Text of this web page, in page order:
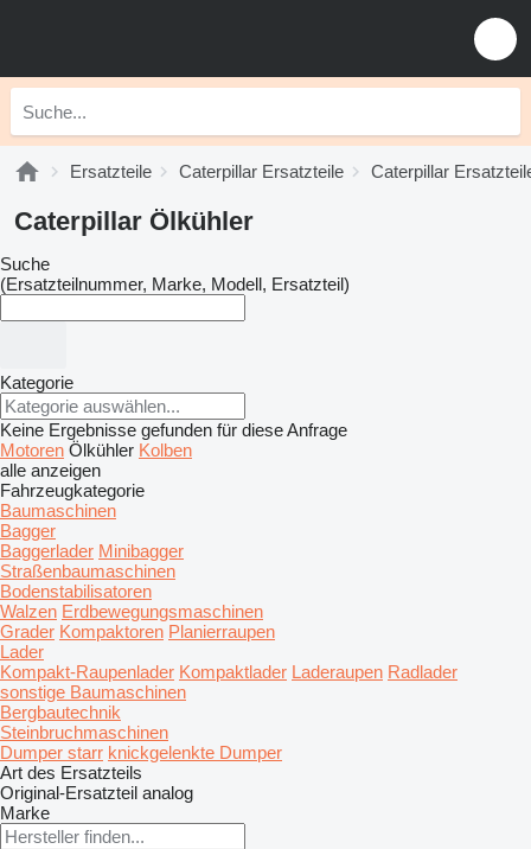
Ersatzteile Caterpillar Ersatzteile Caterpillar
Caterpillar Ölkühler
Suche
(Ersatzteilnummer, Marke, Modell, Ersatzteil)
Kategorie
Keine Ergebnisse gefunden für diese Anfrage
Motoren Ölkühler Kolben
alle anzeigen
Fahrzeugkategorie
Baumaschinen
Bagger
Baggerlader Minibagger
Straßenbaumaschinen
Bodenstabilisatoren
Walzen Erdbewegungsmaschinen
Grader Kompaktoren Planierraupen
Lader
Kompakt-Raupenlader Kompaktlader Laderaupen Radlader
sonstige Baumaschinen
Bergbautechnik
Steinbruchmaschinen
Dumper starr knickgelenkte Dumper
Art des Ersatzteils
Original-Ersatzteil analog
Marke